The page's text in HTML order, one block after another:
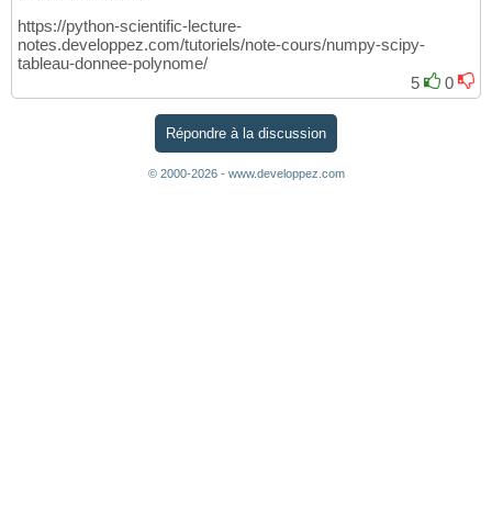
https://python-scientific-lecture-
notes.developpez.com/tutoriels/note-cours/numpy-scipy-
tableau-donnee-polynome/
5
0
Répondre à la discussion
© 2000-2026 - www.developpez.com